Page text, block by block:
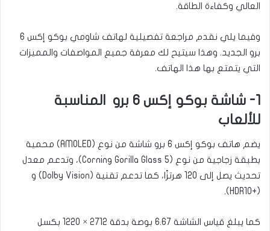
العالي وكفاءة الطاقة.
وفيما يلي نقدم مراجعة تفصيلية لهاتف شاومي بوكو إكس 6
برو الجديد. وهذا سيتيح لك معرفة جميع المواصفات والمميزات
التي يتمتع بها هذا الهاتف.
1- شاشة بوكو إكس 6 برو المناسبة
للألعاب
يضم هاتف بوكو إكس 6 برو شاشة من نوع (AMOLED) محمية
بطبقة زجاجية من نوع (Corning Gorilla Glass 5)، وتدعم معدل
تحديث يصل إلى 120 هرتزًا، كما تدعم تقنية (Dolby Vision) و
(+HDR10).
كما يبلغ قياس الشاشة 6.67 بوصة بدقة 2712 × 1220 بكسل